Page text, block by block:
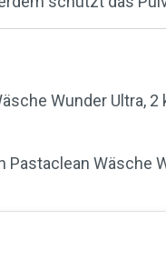
Wunder Ultra, 2
Wäsche